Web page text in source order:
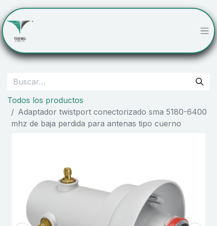
Todos los productos
Adaptador twistport conectorizado sma 5180-6400
mhz de baja perdida para antenas tipo cuerno